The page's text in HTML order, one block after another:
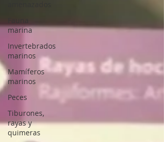
marina
Invertebrados
marinos
Mamíferos
marinos
Peces
Tiburones,
rayas y
quimeras